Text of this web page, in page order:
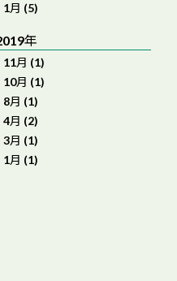
1月 (5)
年
11月 (1)
10月 (1)
8月 (1)
4月 (2)
3月 (1)
1月 (1)